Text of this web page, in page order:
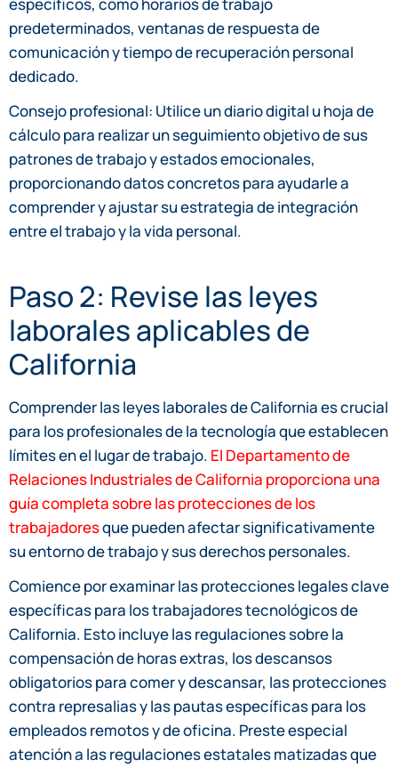
predeterminados, ventanas de respuesta de
comunicación y tiempo de recuperación personal
dedicado.
Consejo profesional: Utilice un diario digital u hoja de
cálculo para realizar un seguimiento objetivo de sus
patrones de trabajo y estados emocionales,
proporcionando datos concretos para ayudarle a
comprender y ajustar su estrategia de integración
entre el trabajo y la vida personal.
Paso 2: Revise las leyes
laborales aplicables de
California
Comprender las leyes laborales de California es crucial
para los profesionales de la tecnología que establecen
límites en el lugar de trabajo. El Departamento de
Relaciones Industriales de California proporciona una
guía completa sobre las protecciones de los
trabajadoresque pueden afectar significativamente
su entorno de trabajo y sus derechos personales.
Comience por examinar las protecciones legales clave
específicas para los trabajadores tecnológicos de
California. Esto incluye las regulaciones sobre la
compensación de horas extras, los descansos
obligatorios para comer y descansar, las protecciones
contra represalias y las pautas específicas para los
empleados remotos y de oficina. Preste especial
atención a las regulaciones estatales matizadas que